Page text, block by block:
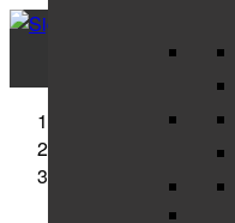
Sigma Technology
Sigma
Managed